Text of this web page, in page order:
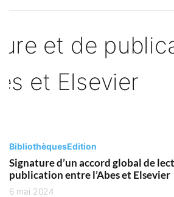
BibliothèquesEdition
Signature d’un accord global de
publication entre l’Abes et Elsevier
6 mai 2024